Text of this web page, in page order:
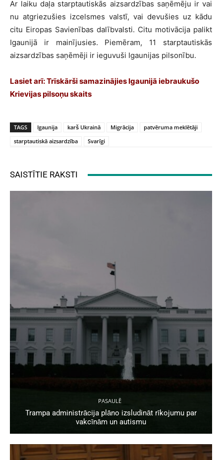
Ar laiku daļa starptautiskās aizsardzības saņēmēju ir vai
nu atgriezušies izcelsmes valstī, vai devušies uz kādu
citu Eiropas Savienības dalībvalsti. Citu motivācija palikt
Igaunijā ir mainījusies. Piemēram, 11 starptautiskās
aizsardzības saņēmēji ir ieguvuši Igaunijas pilsonību.
Lasiet arī: Trīskārši samazinājies Igaunijā iebraukušo
Krievijas pilsoņu skaits
TAGS Igaunija karš Ukrainā Migrācija
patvēruma meklētāji
starptautiskā aizsardzība
Svarīgi
SAISTĪTIE RAKSTI
PASAULĒ
Trampa administrācija plāno izsludināt rīkojumu par
vakcīnām un autismu